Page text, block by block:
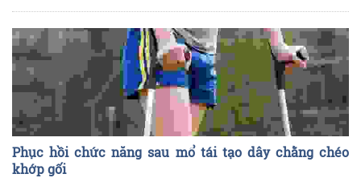
xương ở trẻ em, có thể do chấn thương trực tiếp hoặc gián
tiếp. Tuỳ thuộc mức độ thương tổn, người bệnh sẽ được điều
trị bằng phương pháp bó bột hay phẫu thuật. Người bệnh sau
một thời gian cố định hầu như rất khó khăn cho sự vận động ở
chỗ tổn thương kèm theo giảm cảm giác, teo cơ.
Phục hồi chức năng sau mổ tái tạo dây chằng chéo
khớp gối